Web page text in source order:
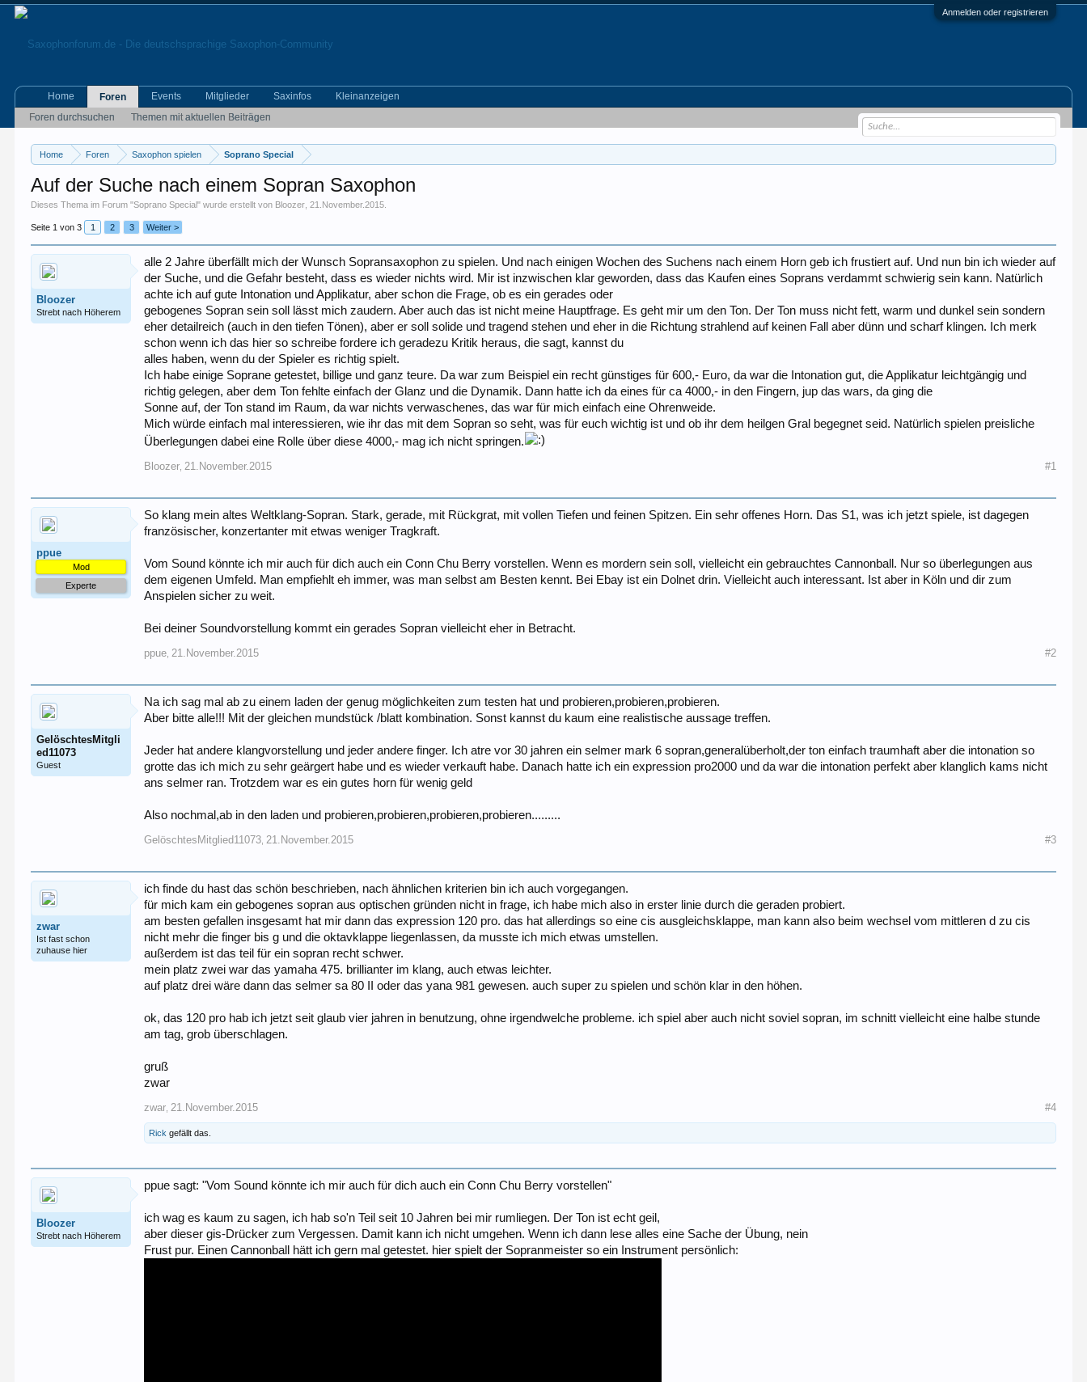
Anmelden oder registrieren
Home Foren Saxophon spielen Soprano Special
Auf der Suche nach einem Sopran Saxophon
Dieses Thema im Forum "Soprano Special" wurde erstellt von Bloozer ,21.November.2015
Seite 1 von 3 1 2 3 Weiter >
Bloozer
Strebt nach Höherem
alle 2 Jahre überfällt mich der Wunsch Sopransaxophon zu spielen. Und nach einigen Wochen des Suchens nach einem Horn geb ich frustiert auf. Und nun bin ich wieder auf
der Suche, und die Gefahr besteht, dass es wieder nichts wird. Mir ist inzwischen klar geworden, dass das Kaufen eines Soprans verdammt schwierig sein kann. Natürlich
achte ich auf gute Intonation und Applikatur, aber schon die Frage, ob es ein gerades oder
gebogenes Sopran sein soll lässt mich zaudern. Aber auch das ist nicht meine Hauptfrage. Es geht mir um den Ton. Der Ton muss nicht fett, warm und dunkel sein sondern
eher detailreich (auch in den tiefen Tönen), aber er soll solide und tragend stehen und eher in die Richtung strahlend auf keinen Fall aber dünn und scharf klingen. Ich merk
schon wenn ich das hier so schreibe fordere ich geradezu Kritik heraus, die sagt, kannst du
alles haben, wenn du der Spieler es richtig spielt.
Ich habe einige Soprane getestet, billige und ganz teure. Da war zum Beispiel ein recht günstiges für 600,- Euro, da war die Intonation gut, die Applikatur leichtgängig und
richtig gelegen, aber dem Ton fehlte einfach der Glanz und die Dynamik. Dann hatte ich da eines für ca 4000,- in den Fingern, jup das wars, da ging die
Sonne auf, der Ton stand im Raum, da war nichts verwaschenes, das war für mich einfach eine Ohrenweide.
Mich würde einfach mal interessieren, wie ihr das mit dem Sopran so seht, was für euch wichtig ist und ob ihr dem heilgen Gral begegnet seid. Natürlich spielen preisliche
Überlegungen dabei eine Rolle über diese 4000,- mag ich nicht springen.
Bloozer 21.November.2015 #1
ppue
Mod
Experte
So klang mein altes Weltklang-Sopran. Stark, gerade, mit Rückgrat, mit vollen Tiefen und feinen Spitzen. Ein sehr offenes Horn. Das S1, was ich jetzt spiele, ist dagegen
französischer, konzertanter mit etwas weniger Tragkraft.
Vom Sound könnte ich mir auch für dich auch ein Conn Chu Berry vorstellen. Wenn es mordern sein soll, vielleicht ein gebrauchtes Cannonball. Nur so überlegungen aus
dem eigenen Umfeld. Man empfiehlt eh immer, was man selbst am Besten kennt. Bei Ebay ist ein Dolnet drin. Vielleicht auch interessant. Ist aber in Köln und dir zum
Anspielen sicher zu weit.
Bei deiner Soundvorstellung kommt ein gerades Sopran vielleicht eher in Betracht.
ppue 21.November.2015 #2
GelöschtesMitgli
ed11073
Guest
Na ich sag mal ab zu einem laden der genug möglichkeiten zum testen hat und probieren,probieren,probieren.
Aber bitte alle!!! Mit der gleichen mundstück /blatt kombination. Sonst kannst du kaum eine realistische aussage treffen.
Jeder hat andere klangvorstellung und jeder andere finger. Ich atre vor 30 jahren ein selmer mark 6 sopran,generalüberholt,der ton einfach traumhaft aber die intonation so
grotte das ich mich zu sehr geärgert habe und es wieder verkauft habe. Danach hatte ich ein expression pro2000 und da war die intonation perfekt aber klanglich kams nicht
ans selmer ran. Trotzdem war es ein gutes horn für wenig geld
Also nochmal,ab in den laden und probieren,probieren,probieren,probieren.........
GelöschtesMitglied11073 21.November.2015 #3
zwar
Ist fast schon
zuhause hier
ich finde du hast das schön beschrieben, nach ähnlichen kriterien bin ich auch vorgegangen.
für mich kam ein gebogenes sopran aus optischen gründen nicht in frage, ich habe mich also in erster linie durch die geraden probiert.
am besten gefallen insgesamt hat mir dann das expression 120 pro. das hat allerdings so eine cis ausgleichsklappe, man kann also beim wechsel vom mittleren d zu cis
nicht mehr die finger bis g und die oktavklappe liegenlassen, da musste ich mich etwas umstellen.
außerdem ist das teil für ein sopran recht schwer.
mein platz zwei war das yamaha 475. brillianter im klang, auch etwas leichter.
auf platz drei wäre dann das selmer sa 80 II oder das yana 981 gewesen. auch super zu spielen und schön klar in den höhen.
ok, das 120 pro hab ich jetzt seit glaub vier jahren in benutzung, ohne irgendwelche probleme. ich spiel aber auch nicht soviel sopran, im schnitt vielleicht eine halbe stunde
am tag, grob überschlagen.
gruß
zwar
zwar 21.November.2015 #4
Rick gefällt das.
Bloozer
Strebt nach Höherem
ppue sagt: "Vom Sound könnte ich mir auch für dich auch ein Conn Chu Berry vorstellen"
ich wag es kaum zu sagen, ich hab so'n Teil seit 10 Jahren bei mir rumliegen. Der Ton ist echt geil,
aber dieser gis-Drücker zum Vergessen. Damit kann ich nicht umgehen. Wenn ich dann lese alles eine Sache der Übung, nein
Frust pur. Einen Cannonball hätt ich gern mal getestet. hier spielt der Sopranmeister so ein Instrument persönlich:
Home
Foren
Foren durchsuchen
Themen mit aktuellen Beiträgen
Events Mitglieder Saxinfos Kleinanzeigen